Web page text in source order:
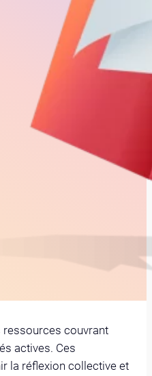
ressources couvrant
actives. Ces
la réflexion collective et